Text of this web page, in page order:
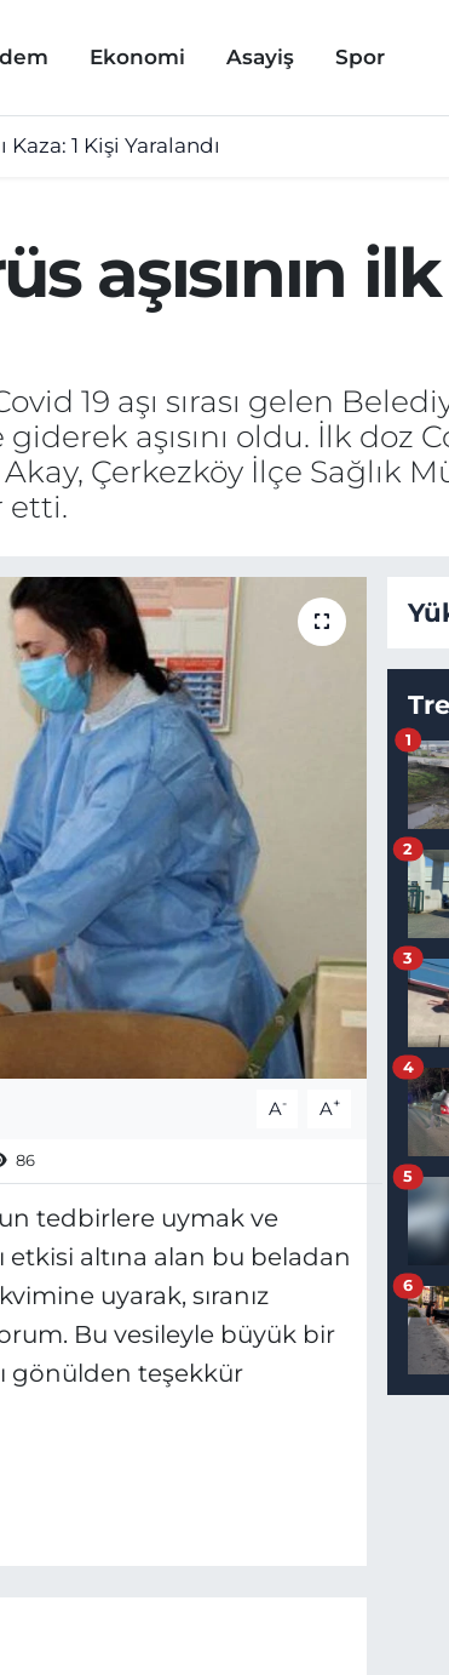
Ekonomi Asayiş Spor
Kaza: 1 Kişi Yaralandı
aşısının
19 aşı sırası gelen
aşısını oldu. İlk doz
Çerkezköy İlçe Sağlık
etti.
A- A+
86
tedbirlere uymak ve
etkisi altına alan bu beladan
uyarak, sıranız
Bu vesileyle büyük bir
gönülden teşekkür
1
2
3
4
5
6